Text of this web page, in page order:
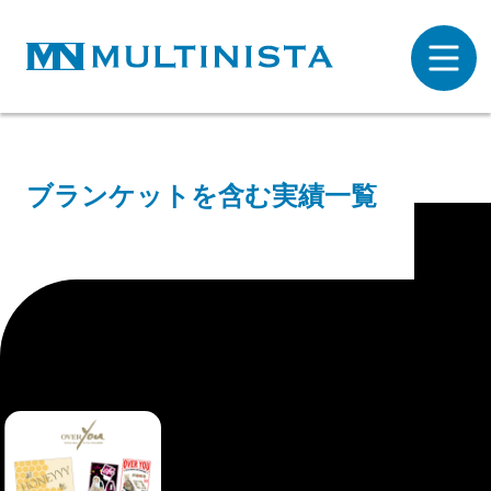
ブランケットを含む実績一覧